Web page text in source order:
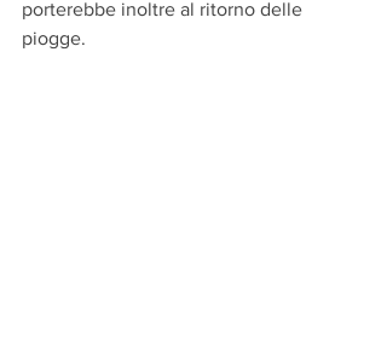
porterebbe inoltre al ritorno delle
piogge.